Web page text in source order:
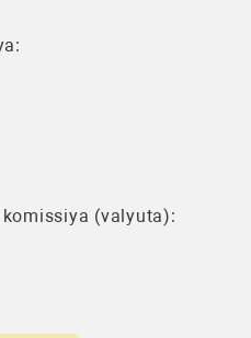
(valyuta):